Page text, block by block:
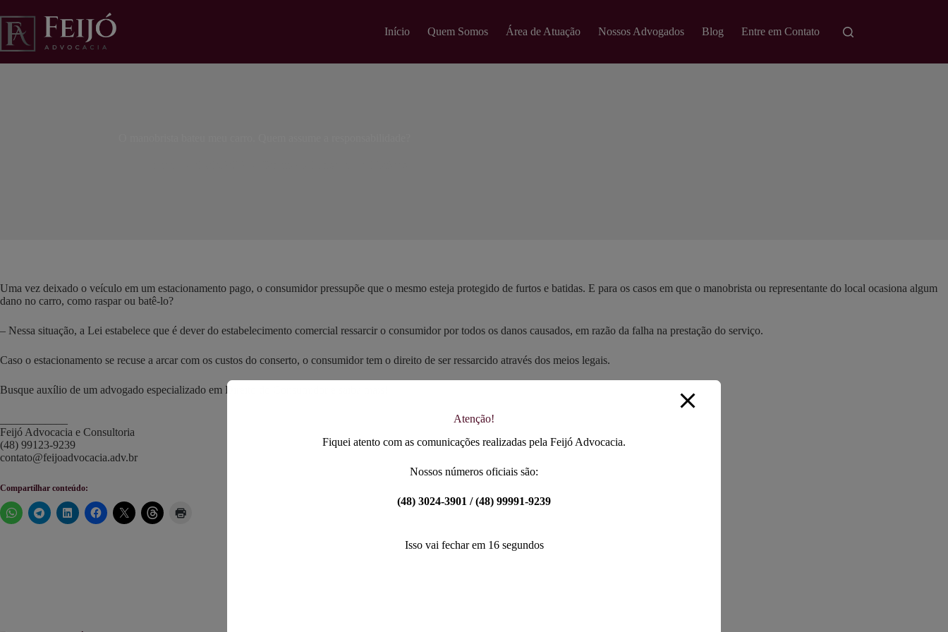
para
conteúdo
Início Quem Somos Área de Atuação Nossos Advogados Blog Entre em Contato
Uma vez deixado o veículo em um estacionamento pago, o consumidor pressupõe que o mesmo esteja protegido de furtos e batidas. E para os casos em que o manobrista ou representante do local ocasiona algum
dano no carro, como raspar ou batê-lo?
– Nessa situação, a Lei estabelece que é dever do estabelecimento comercial ressarcir o consumidor por todos os danos causados, em razão da falha na prestação do serviço.
Caso o estacionamento se recuse a arcar com os custos do conserto, o consumidor tem o direito de ser ressarcido através dos meios legais.
Busque auxílio de um advogado especializado em Direito do Consumidor e saiba mais!
Feijó Advocacia e Consultoria
(48) 99123-9239
contato@feijoadvocacia.adv.br
Compartilhar conteúdo:
Atenção!
Fiquei atento com as comunicações realizadas pela Feijó Advocacia.
Nossos números oficiais são:
(48) 3024-3901 / (48) 99991-9239
Isso vai fechar em 16segundos